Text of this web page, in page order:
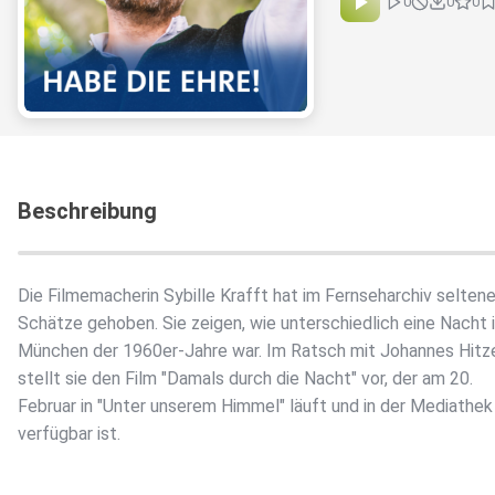
Beschreibung
Die Filmemacherin Sybille Krafft hat im Fernseharchiv seltene
Schätze gehoben. Sie zeigen, wie unterschiedlich eine Nacht
München der 1960er-Jahre war. Im Ratsch mit Johannes
stellt sie den Film "Damals durch die Nacht" vor, der am 20.
Februar in "Unter unserem Himmel" läuft und in der Mediathek
verfügbar ist.